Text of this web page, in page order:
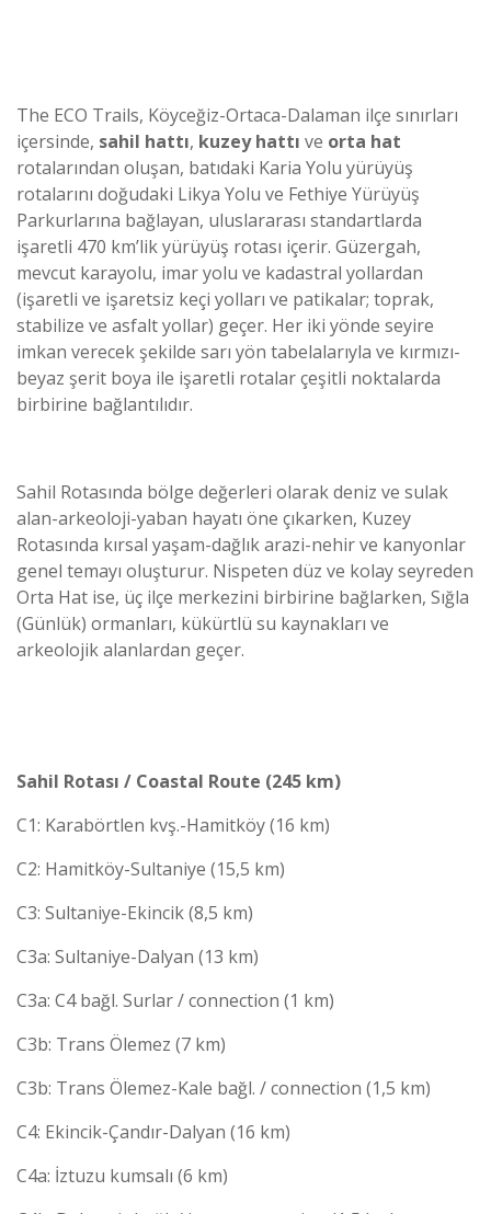
The ECO Trails, Köyceğiz-Ortaca-Dalaman ilçe sınırları
içersinde, sahil hattı, kuzey hattı ve orta hat
rotalarından oluşan, batıdaki Karia Yolu yürüyüş
rotalarını doğudaki Likya Yolu ve Fethiye Yürüyüş
Parkurlarına bağlayan, uluslararası standartlarda
işaretli 470 km’lik yürüyüş rotası içerir. Güzergah,
mevcut karayolu, imar yolu ve kadastral yollardan
(işaretli ve işaretsiz keçi yolları ve patikalar; toprak,
stabilize ve asfalt yollar) geçer. Her iki yönde seyire
imkan verecek şekilde sarı yön tabelalarıyla ve kırmızı-
beyaz şerit boya ile işaretli rotalar çeşitli noktalarda
birbirine bağlantılıdır.
Sahil Rotasında bölge değerleri olarak deniz ve sulak
alan-arkeoloji-yaban hayatı öne çıkarken, Kuzey
Rotasında kırsal yaşam-dağlık arazi-nehir ve kanyonlar
genel temayı oluşturur. Nispeten düz ve kolay seyreden
Orta Hat ise, üç ilçe merkezini birbirine bağlarken, Sığla
(Günlük) ormanları, kükürtlü su kaynakları ve
arkeolojik alanlardan geçer.
Sahil Rotası / Coastal Route (245 km)
C1: Karabörtlen kvş.-Hamitköy (16 km)
C2: Hamitköy-Sultaniye (15,5 km)
C3: Sultaniye-Ekincik (8,5 km)
C3a: Sultaniye-Dalyan (13 km)
C3a: C4 bağl. Surlar / connection (1 km)
C3b: Trans Ölemez (7 km)
C3b: Trans Ölemez-Kale bağl. / connection (1,5 km)
C4: Ekincik-Çandır-Dalyan (16 km)
C4a: İztuzu kumsalı (6 km)